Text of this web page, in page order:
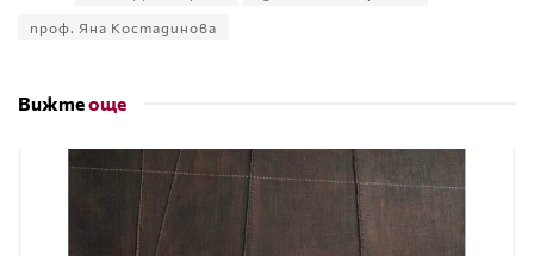
проф. Яна Костадинова
Вижтеоще